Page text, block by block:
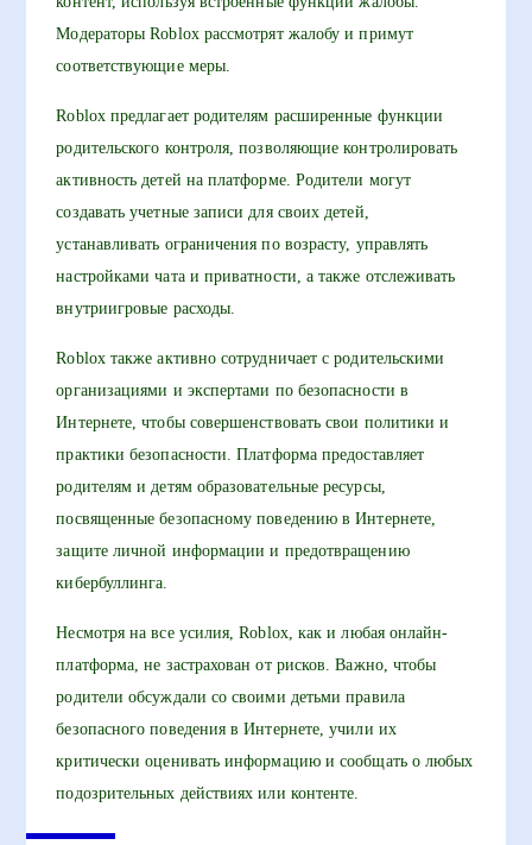
Модераторы Roblox рассмотрят жалобу и примут
соответствующие меры.
Roblox предлагает родителям расширенные функции
родительского контроля, позволяющие контролировать
активность детей на платформе. Родители могут
создавать учетные записи для своих детей,
устанавливать ограничения по возрасту, управлять
настройками чата и приватности, а также отслеживать
внутриигровые расходы.
Roblox также активно сотрудничает с родительскими
организациями и экспертами по безопасности в
Интернете, чтобы совершенствовать свои политики и
практики безопасности. Платформа предоставляет
родителям и детям образовательные ресурсы,
посвященные безопасному поведению в Интернете,
защите личной информации и предотвращению
кибербуллинга.
Несмотря на все усилия, Roblox, как и любая онлайн-
платформа, не застрахован от рисков. Важно, чтобы
родители обсуждали со своими детьми правила
безопасного поведения в Интернете, учили их
критически оценивать информацию и сообщать о любых
подозрительных действиях или контенте.